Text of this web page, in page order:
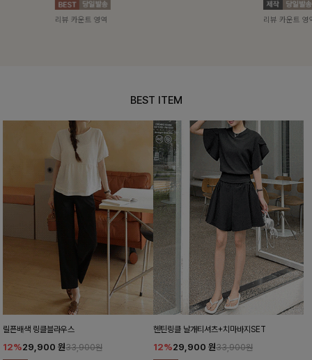
리뷰 카운트 영역 리뷰 카운트 영
BEST ITEM
릴픈배색 링클블라우스
12%29,900 원33,900원
헨틴링클 날개티셔츠+치마바지SET
12%29,900 원33,900원